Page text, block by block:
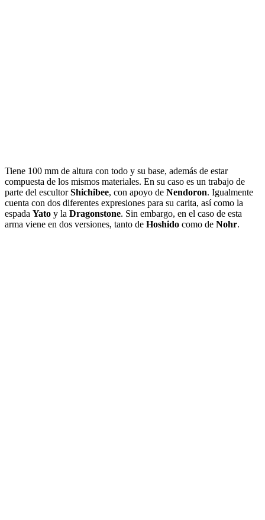
Tiene 100 mm de altura con todo y su base, además de estar
compuesta de los mismos materiales. En su caso es un trabajo de
parte del escultorShichibee, con apoyo de Nendoron. Igualmente
cuenta con dos diferentes expresiones para su carita, así como la
espada Yato y la Dragonstone. Sin embargo, en el caso de esta
arma viene en dos versiones, tanto de Hoshido como de Nohr.